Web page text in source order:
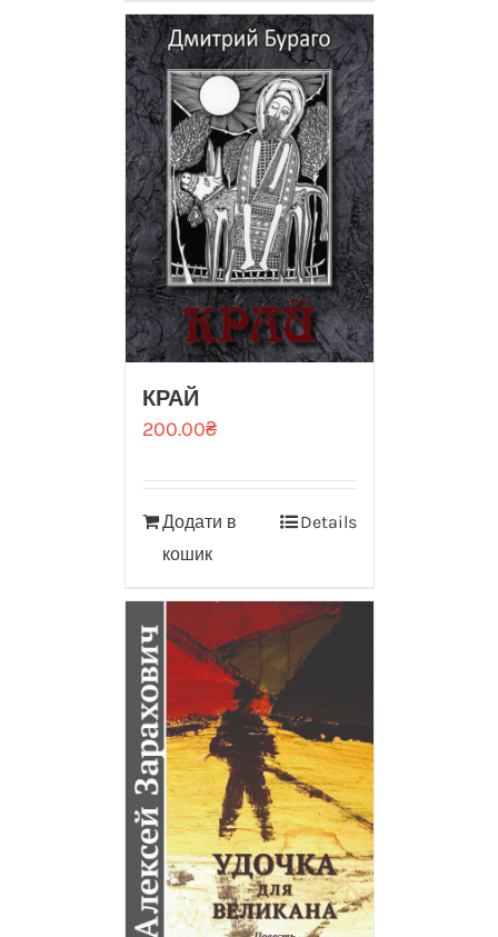
КРАЙ
200.00₴
Додати в
кошик
Details